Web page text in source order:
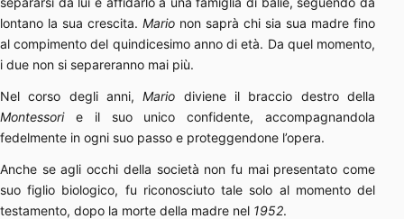
lontano la sua crescita. Mario non saprà chi sia sua madre fino
al compimento del quindicesimo anno di età. Da quel momento,
i due non si separeranno mai più.
Nel corso degli anni,Mario diviene il braccio destro della
Montessorie il suo unico confidente, accompagnandola
fedelmente in ogni suo passo e proteggendone l’opera.
Anche se agli occhi della società non fu mai presentato come
suo figlio biologico, fu riconosciuto tale solo al momento del
testamento, dopo la morte della madre nel 1952.